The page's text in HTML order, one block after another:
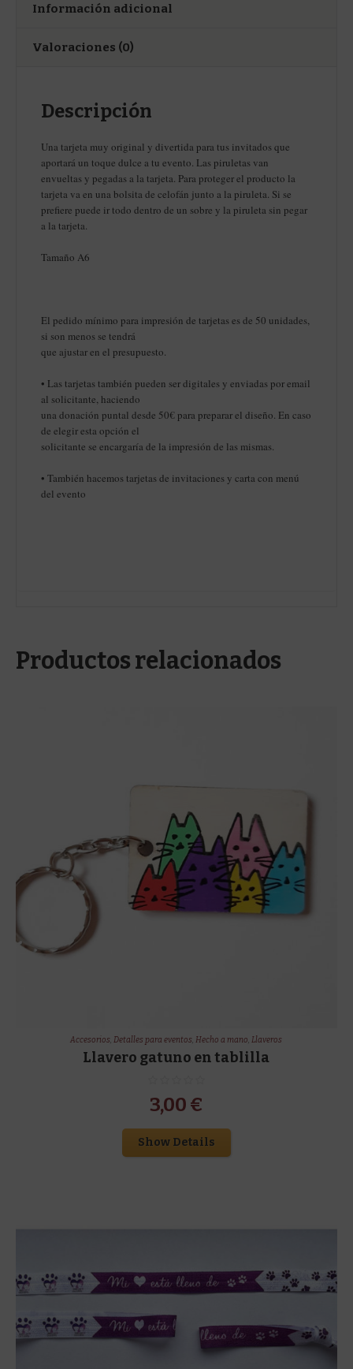
Información adicional
Valoraciones (0)
Descripción
Una tarjeta muy original y divertida para tus invitados que
aportará un toque dulce a tu evento. Las piruletas van
envueltas y pegadas a la tarjeta. Para proteger el producto la
tarjeta va en una bolsita de celofán junto a la piruleta. Si se
prefiere puede ir todo dentro de un sobre y la piruleta sin pegar
a la tarjeta.
Tamaño A6
El pedido mínimo para impresión de tarjetas es de 50 unidades,
si son menos se tendrá
que ajustar en el presupuesto.
• Las tarjetas también pueden ser digitales y enviadas por email
al solicitante, haciendo
una donación puntal desde 50€ para preparar el diseño. En caso
de elegir esta opción el
solicitante se encargaría de la impresión de las mismas.
• También hacemos tarjetas de invitaciones y carta con menú
del evento
Productos relacionados
Accesorios,Detalles para eventos,Hecho a mano,Llaveros
Llavero gatuno en tablilla
3,00 €
Show Details